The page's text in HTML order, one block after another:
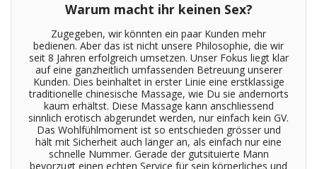
Warum macht ihr keinen Sex?
Zugegeben, wir könnten ein paar Kunden mehr
bedienen. Aber das ist nicht unsere Philosophie, die wir
seit 8 Jahren erfolgreich umsetzen. Unser Fokus liegt klar
auf eine ganzheitlich umfassenden Betreuung unserer
Kunden. Dies beinhaltet in erster Linie eine erstklassige
traditionelle chinesische Massage, wie Du sie andernorts
kaum erhältst. Diese Massage kann anschliessend
sinnlich erotisch abgerundet werden, nur einfach kein GV.
Das Wohlfühlmoment ist so entschieden grösser und
hält mit Sicherheit auch länger an, als einfach nur eine
schnelle Nummer. Gerade der gutsituierte Mann
bevorzugt einen echten Service für sein körperliches und